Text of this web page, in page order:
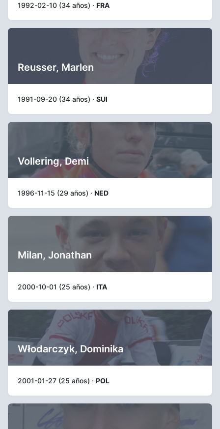
1992-02-10 (34 años) · FRA
Reusser, Marlen
1991-09-20 (34 años) · SUI
Vollering, Demi
1996-11-15 (29 años) · NED
Milan, Jonathan
2000-10-01 (25 años) · ITA
Włodarczyk, Dominika
2001-01-27 (25 años) · POL